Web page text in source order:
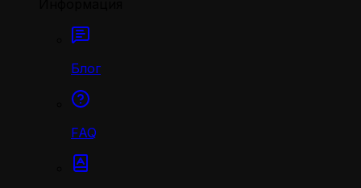
Блог
FAQ